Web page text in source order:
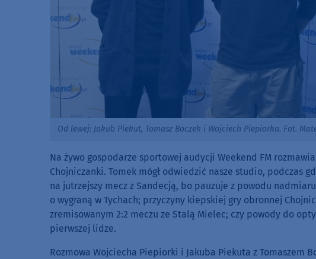
Od lewej: Jakub Piekut, Tomasz Boczek i Wojciech Piepiorka. Fot.
Na żywo gospodarze sportowej audycji Weekend FM
Chojniczanki. Tomek mógł odwiedzić nasze studio, podczas
na jutrzejszy mecz z Sandecją, bo pauzuje z powodu
o wygraną w Tychach; przyczyny kiepskiej gry obronnej
zremisowanym 2:2 meczu ze Stalą Mielec; czy powody do
pierwszej lidze.
Rozmowa Wojciecha Piepiorki i Jakuba Piekuta z Tomaszem